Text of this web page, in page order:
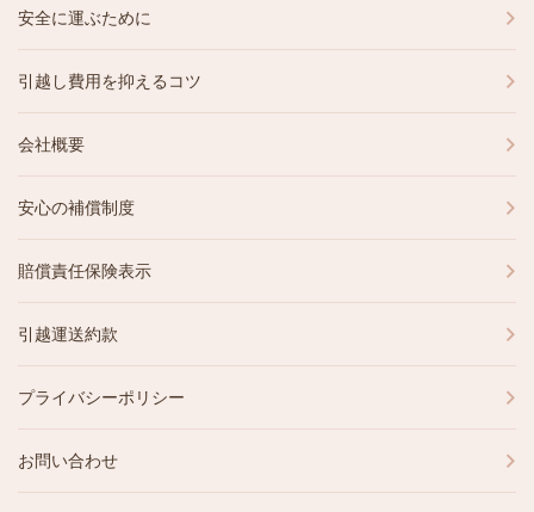
安全に運ぶために
引越し費用を抑えるコツ
会社概要
安心の補償制度
賠償責任保険表示
引越運送約款
プライバシーポリシー
お問い合わせ